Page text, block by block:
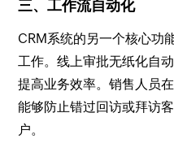
三、工作流自动化
CRM系统的另一个核心功
工作。线上审批无纸化自
提高业务效率。销售人员
能够防止错过回访或拜访
户。